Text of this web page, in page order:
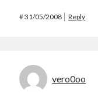
#31/05/2008 Reply
vero0oo